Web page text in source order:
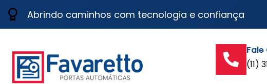
Abrindo caminhos com tecnologia e confiança
(11)